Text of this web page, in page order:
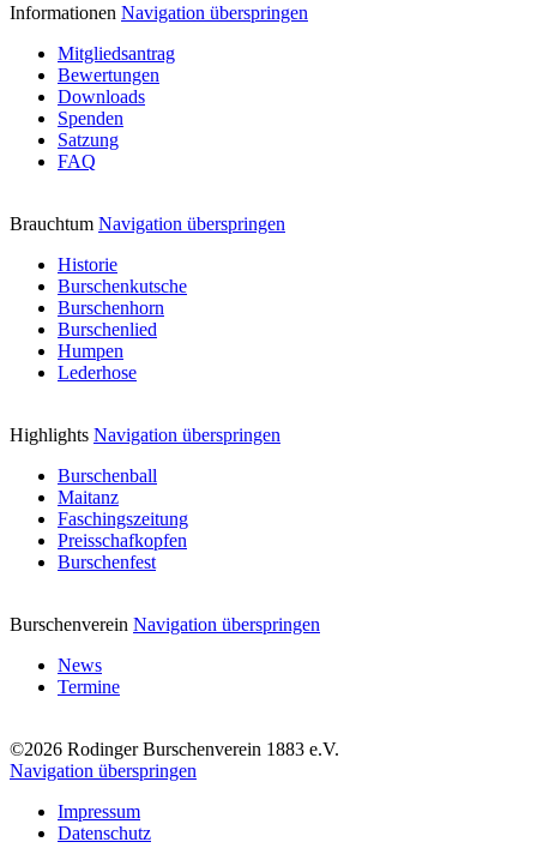
Informationen Navigation überspringen
Mitgliedsantrag
Bewertungen
Downloads
Spenden
Satzung
FAQ
Brauchtum Navigation überspringen
Historie
Burschenkutsche
Burschenhorn
Burschenlied
Humpen
Lederhose
Highlights Navigation überspringen
Burschenball
Maitanz
Faschingszeitung
Preisschafkopfen
Burschenfest
Burschenverein Navigation überspringen
News
Termine
©2026 Rodinger Burschenverein 1883 e.V.
Navigation überspringen
Impressum
Datenschutz